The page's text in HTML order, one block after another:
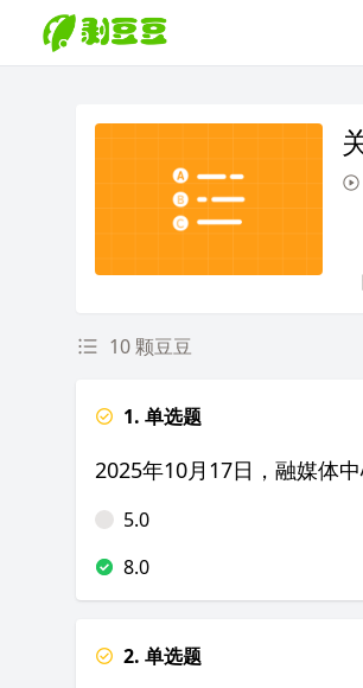
10 颗豆豆
1. 单选题
2025年10月17日，融媒体中
5.0
8.0
2. 单选题